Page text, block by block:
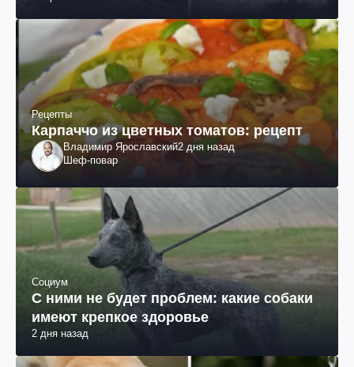
Рецепты
Карпаччо из цветных томатов: рецепт
Владимир Ярославский2 дня назад
Шеф-повар
Социум
С ними не будет проблем: какие собаки
имеют крепкое здоровье
2 дня назад